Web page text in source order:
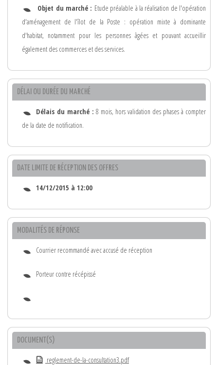
Objet du marché : Etude préalable à la réalisation de l'opération
d'aménagement de l'îlot de la Poste : opération mixte à dominante
d'habitat, notamment pour les personnes âgées et pouvant accueillir
également des commerces et des services.
DÉLAI OU DURÉE DU MARCHÉ
Délais du marché : 8 mois, hors validation des phases à compter
de la date de notification.
DATE LIMITE DE RÉCEPTION DES OFFRES
14/12/2015 à 12:00
MODALITÉS DE RÉPONSE
Courrier recommandé avec accusé de réception
Porteur contre récépissé
DOCUMENT(S)
reglement-de-la-consultation3.pdf